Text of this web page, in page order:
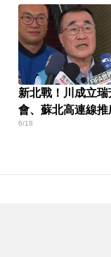
新北戰！川成立瑞
會、蘇北高連線推
6/18